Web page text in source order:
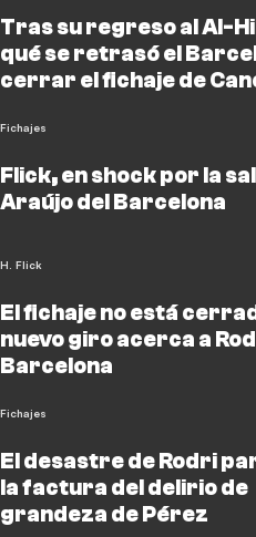
Tras su regreso al Al-
qué se retrasó el
cerrar el fichaje de
Fichajes
Flick, en shock por la
Araújo del Barcelona
H. Flick
El fichaje no está
nuevo giro acerca a
Barcelona
Fichajes
El desastre de Rodri
la factura del delirio de
grandeza de Pérez